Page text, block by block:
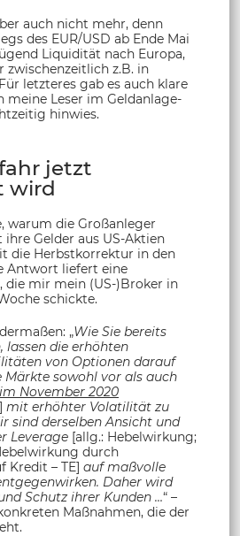
auch nicht mehr, denn
des EUR/USD ab Ende Mai
Liquidität nach Europa,
zwischenzeitlich z.B. in
letzteres gab es auch klare
meine Leser im Geldanlage-
hinwies.
jetzt
wird
warum die Großanleger
Gelder aus US-Aktien
die Herbstkorrektur in den
Antwort liefert eine
die mir mein (US-)Broker in
schickte.
„Wie Sie bereits
lassen die erhöhten
von Optionen darauf
Märkte sowohl vor als auch
November 2020
mit erhöhter Volatilität zu
sind derselben Ansicht und
Leverage [allg.: Hebelwirkung;
durch
Kredit – TE] auf maßvolle
Daher wird
Schutz ihrer Kunden …“ –
Maßnahmen, die der